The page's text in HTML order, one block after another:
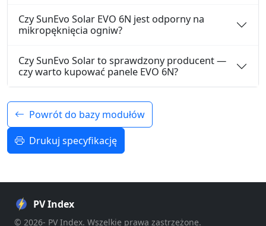
Czy SunEvo Solar EVO 6N jest odporny na
mikropęknięcia ogniw?
Czy SunEvo Solar to sprawdzony producent —
czy warto kupować panele EVO 6N?
Powrót do bazy modułów
Drukuj specyfikację
PV Index
© 2026- PV Index. Wszelkie prawa zastrzeżone.